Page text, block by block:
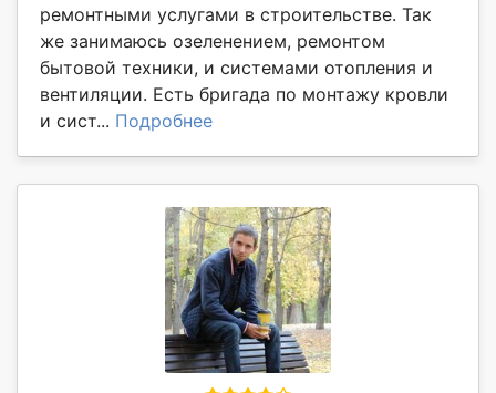
ремонтными услугами в строительстве. Так
же занимаюсь озеленением, ремонтом
бытовой техники, и системами отопления и
вентиляции. Есть бригада по монтажу кровли
и сист... Подробнее